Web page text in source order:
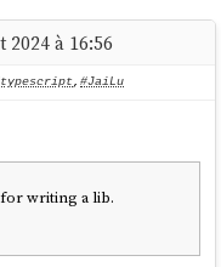
à 16:56
, #JaiLu
for writing a lib.